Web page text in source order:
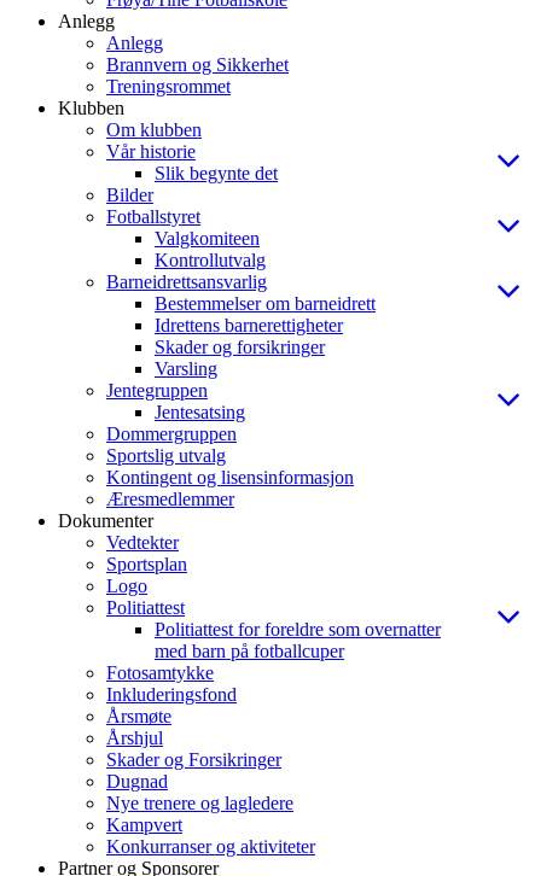
Anlegg
Anlegg
Brannvern og Sikkerhet
Treningsrommet
Klubben
Om klubben
Vår historie
Slik begynte det
Bilder
Fotballstyret
Valgkomiteen
Kontrollutvalg
Barneidrettsansvarlig
Bestemmelser om barneidrett
Idrettens barnerettigheter
Skader og forsikringer
Varsling
Jentegruppen
Jentesatsing
Dommergruppen
Sportslig utvalg
Kontingent og lisensinformasjon
Æresmedlemmer
Dokumenter
Vedtekter
Sportsplan
Logo
Politiattest
Politiattest for foreldre som overnatter
med barn på fotballcuper
Fotosamtykke
Inkluderingsfond
Årsmøte
Årshjul
Skader og Forsikringer
Dugnad
Nye trenere og lagledere
Kampvert
Konkurranser og aktiviteter
Partner og Sponsorer